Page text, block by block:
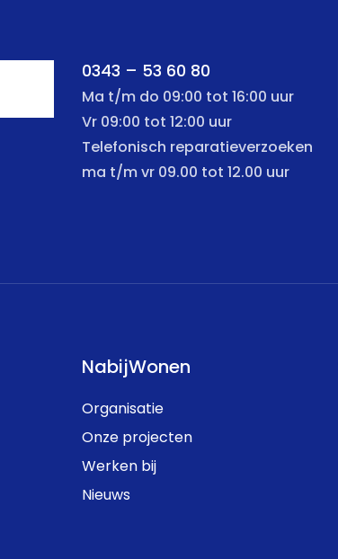
0343 – 53 60 80
Ma t/m do 09:00 tot 16:00 uur
Vr 09:00 tot 12:00 uur
Telefonisch reparatieverzoeken
ma t/m vr 09.00 tot 12.00 uur
NabijWonen
Organisatie
Onze projecten
Werken bij
Nieuws